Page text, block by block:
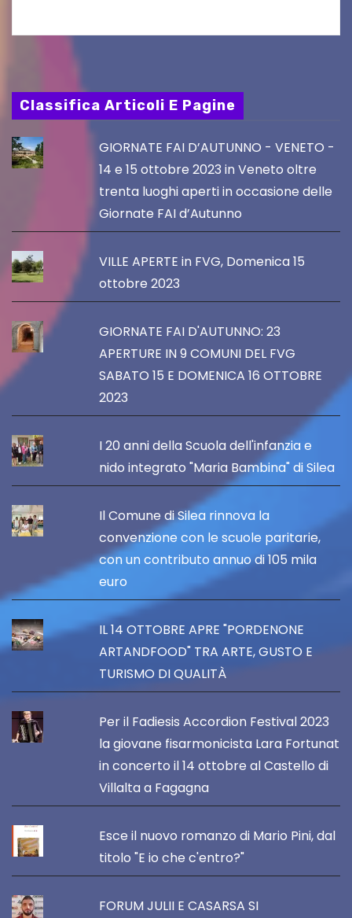
Classifica Articoli E Pagine
GIORNATE FAI D’AUTUNNO - VENETO -
14 e 15 ottobre 2023 in Veneto oltre
trenta luoghi aperti in occasione delle
Giornate FAI d’Autunno
VILLE APERTE in FVG, Domenica 15
ottobre 2023
GIORNATE FAI D'AUTUNNO: 23
APERTURE IN 9 COMUNI DEL FVG
SABATO 15 E DOMENICA 16 OTTOBRE
2023
I 20 anni della Scuola dell'infanzia e
nido integrato "Maria Bambina" di Silea
Il Comune di Silea rinnova la
convenzione con le scuole paritarie,
con un contributo annuo di 105 mila
euro
IL 14 OTTOBRE APRE "PORDENONE
ARTANDFOOD" TRA ARTE, GUSTO E
TURISMO DI QUALITÀ
Per il Fadiesis Accordion Festival 2023
la giovane fisarmonicista Lara Fortunat
in concerto il 14 ottobre al Castello di
Villalta a Fagagna
Esce il nuovo romanzo di Mario Pini, dal
titolo "E io che c'entro?"
FORUM JULII E CASARSA SI